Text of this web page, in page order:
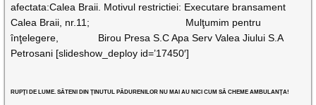
afectata:Calea Braii. Motivul restrictiei: Executare bransament
Calea Braii, nr.11; Mulţumim pentru
înţelegere, Birou Presa S.C Apa Serv Valea Jiului S.A
Petrosani [slideshow_deploy id=’17450′]
RUPŢI DE LUME. SĂTENI DIN ŢINUTUL PĂDURENILOR NU MAI AU NICI CUM SĂ CHEME AMBULANŢA!